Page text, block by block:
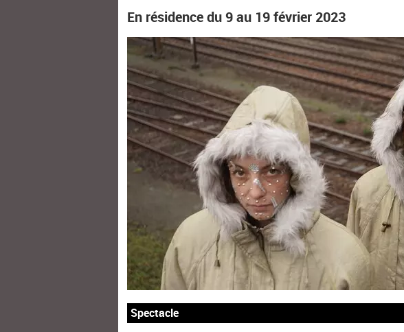
En résidence du 9 au 19 février 2023
Spectacle